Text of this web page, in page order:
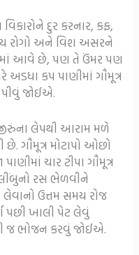
વિકારોને દુર કરનાર, કફ,
રોગો અને વિશ અસરને
આવે છે, પણ તે ઉંમર પણ
અડધા કપ પાણીમાં ગૌમૂત્ર
જોઈએ.
લેપથી આરામ મળે
છે. ગૌમૂત્ર મોટાપો ઓછો
ચાર ટીપા ગૌમૂત્ર
રસ ભેળવીને
ઉત્તમ સમય રોજ
પછી ખાલી પેટ લેવું
જ ભોજન કરવું જોઈએ.